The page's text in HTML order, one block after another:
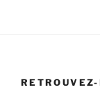
RETROUVEZ-